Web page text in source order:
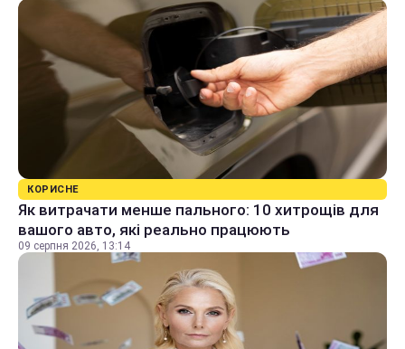
КОРИСНЕ
Як витрачати менше пального: 10 хитрощів для
вашого авто, які реально працюють
09 серпня 2026, 13:14